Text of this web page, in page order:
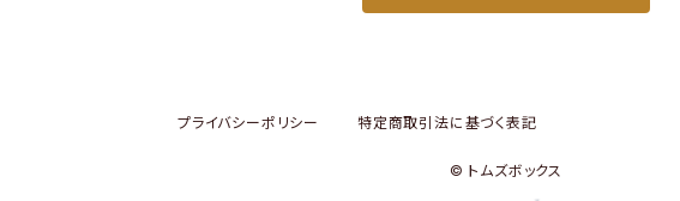
プライバシーポリシー 特定商取引法に基づく表記
© トムズボックス